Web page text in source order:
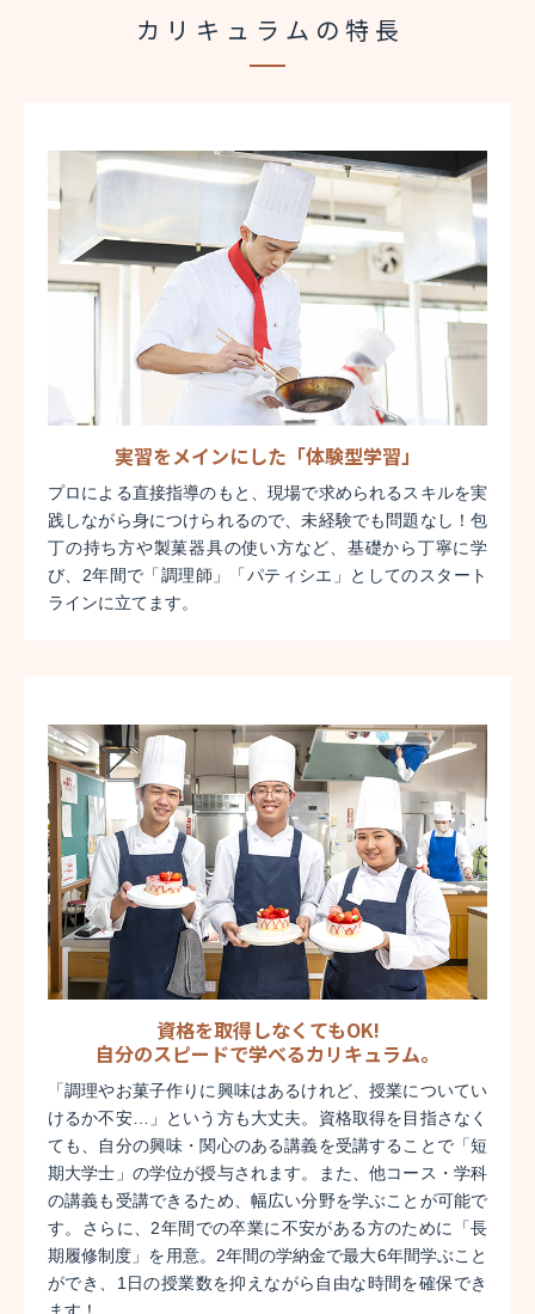
カリキュラムの特長
実習をメインにした「体験型学習」
プロによる直接指導のもと、現場で求められるスキルを実
践しながら身につけられるので、未経験でも問題なし！包
丁の持ち方や製菓器具の使い方など、基礎から丁寧に学
び、2年間で「調理師」「パティシエ」としてのスタート
ラインに立てます。
資格を取得しなくてもOK!
自分のスピードで学べるカリキュラム。
「調理やお菓子作りに興味はあるけれど、授業についてい
けるか不安…」という方も大丈夫。資格取得を目指さなく
ても、自分の興味・関心のある講義を受講することで「短
期大学士」の学位が授与されます。また、他コース・学科
の講義も受講できるため、幅広い分野を学ぶことが可能で
す。さらに、2年間での卒業に不安がある方のために「長
期履修制度」を用意。2年間の学納金で最大6年間学ぶこと
ができ、1日の授業数を抑えながら自由な時間を確保でき